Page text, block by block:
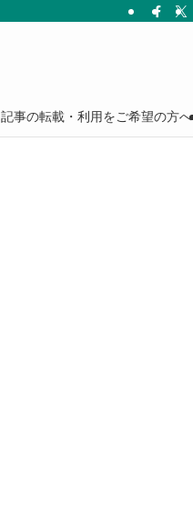
記事の転載・利用をご希望の方へ